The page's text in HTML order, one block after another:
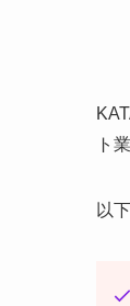
ト
以